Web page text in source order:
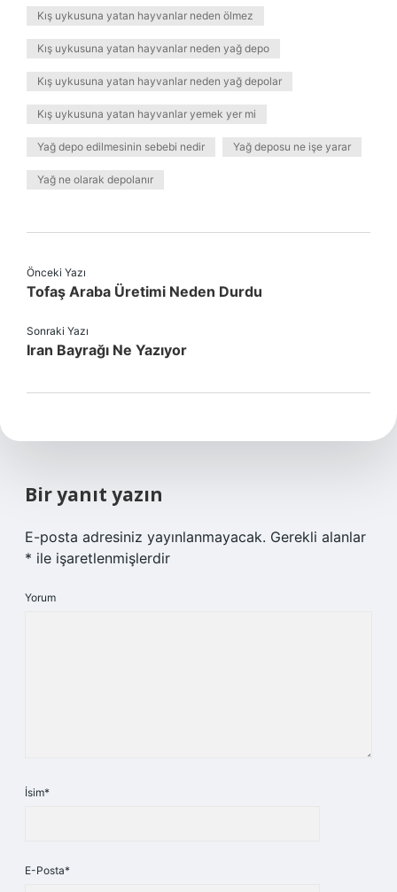
Kış uykusuna yatan hayvanlar neden ölmez
Kış uykusuna yatan hayvanlar neden yağ depo
Kış uykusuna yatan hayvanlar neden yağ depolar
Kış uykusuna yatan hayvanlar yemek yer mi
Yağ depo edilmesinin sebebi nedir Yağ deposu ne işe yarar
Yağ ne olarak depolanır
Önceki Yazı
Tofaş Araba Üretimi Neden Durdu
Sonraki Yazı
Iran Bayrağı Ne Yazıyor
Bir yanıt yazın
E-posta adresiniz yayınlanmayacak. Gerekli alanlar
* ile işaretlenmişlerdir
Yorum
İsim*
E-Posta*